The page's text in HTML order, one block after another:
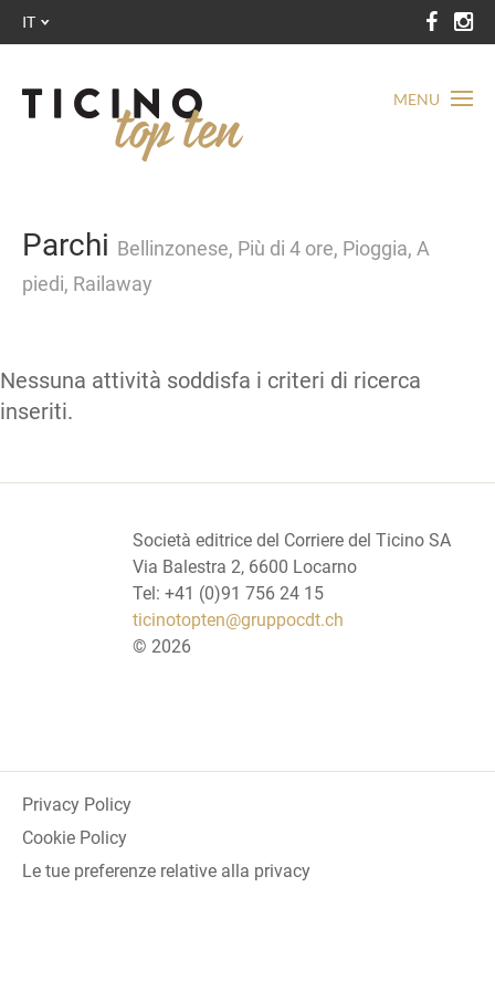
MENU
IT
Parchi Bellinzonese, Più di 4 ore, Pioggia, A
piedi, Railaway
Nessuna attività soddisfa i criteri di ricerca
inseriti.
Società editrice del Corriere del Ticino SA
Via Balestra 2, 6600 Locarno
Tel: +41 (0)91 756 24 15
ticinotopten@gruppocdt.ch
© 2026
Privacy Policy
Cookie Policy
Le tue preferenze relative alla privacy